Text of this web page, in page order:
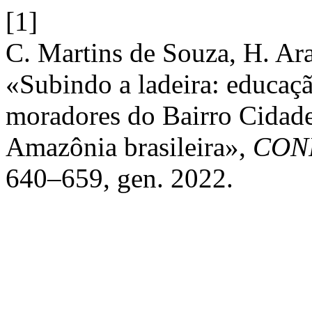
[1]
C. Martins de Souza, H.
«Subindo a ladeira:
moradores do Bairro
Amazônia brasileira»,
640–659, gen. 2022.